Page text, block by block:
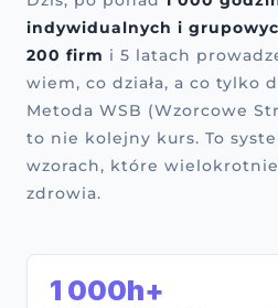
indywidualnych i
200 firm i 5 latach
wiem, co działa, a co tylko
Metoda WSB (Wzorcowe
to nie kolejny kurs. To
wzorach, które wielokrotnie
zdrowia.
1 000h+